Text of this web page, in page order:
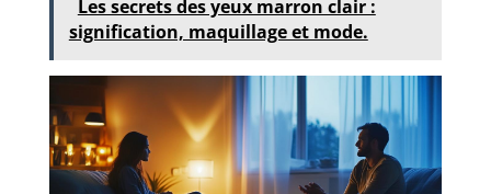
Les secrets des yeux marron clair :
signification, maquillage et mode.